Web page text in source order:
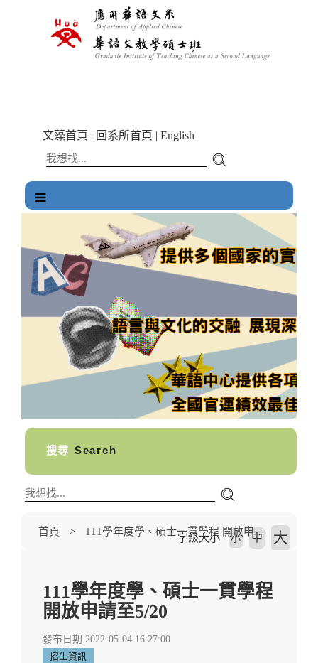
文藻首頁 | 回系所首頁 | English
搜尋 Search
首頁 111學年度學、碩士一貫學程 開放申請至5/20
字級大小 小 中 大
111學年度學、碩士一貫學程
開放申請至5/20
發布日期 2022-05-04 16:27:00
招生資訊